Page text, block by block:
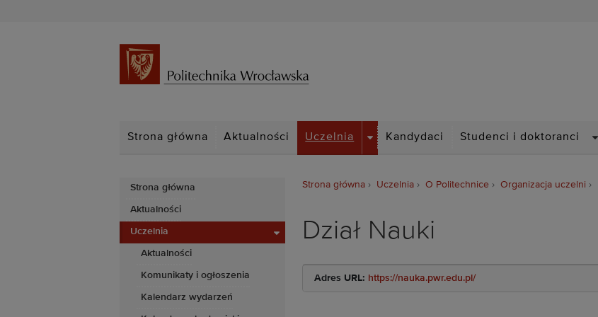
Strona główna Aktualności Uczelnia
DROPDOWN
Kandydaci Studenci i doktoranci
Strona główna
Aktualności
Uczelnia
Aktualności
Komunikaty i ogłoszenia
Kalendarz wydarzeń
Strona główna Uczelnia O Politechnice Organizacja uczelni
Dział Nauki
Adres URL: https://nauka.pwr.edu.pl/